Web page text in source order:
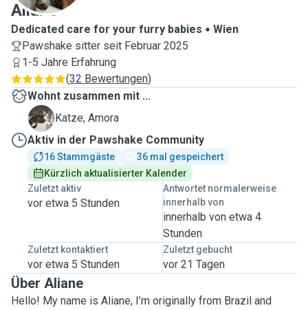
Aliane
Dedicated care for your furry babies
Wien
Pawshake sitter seit Februar 2025
1-5 Jahre Erfahrung
(32 Bewertungen)
Wohnt zusammen mit ...
A
Katze, Amora
Aktiv in der Pawshake Community
16 Stammgäste
36 mal gespeichert
Kürzlich aktualisierter Kalender
Zuletzt aktiv
vor etwa 5 Stunden
Antwortet normalerweise
innerhalb von
innerhalb von etwa 4
Stunden
Zuletzt kontaktiert
vor etwa 5 Stunden
Zuletzt gebucht
vor 21 Tagen
Über Aliane
Hello! My name is Aliane, I’m originally from Brazil and